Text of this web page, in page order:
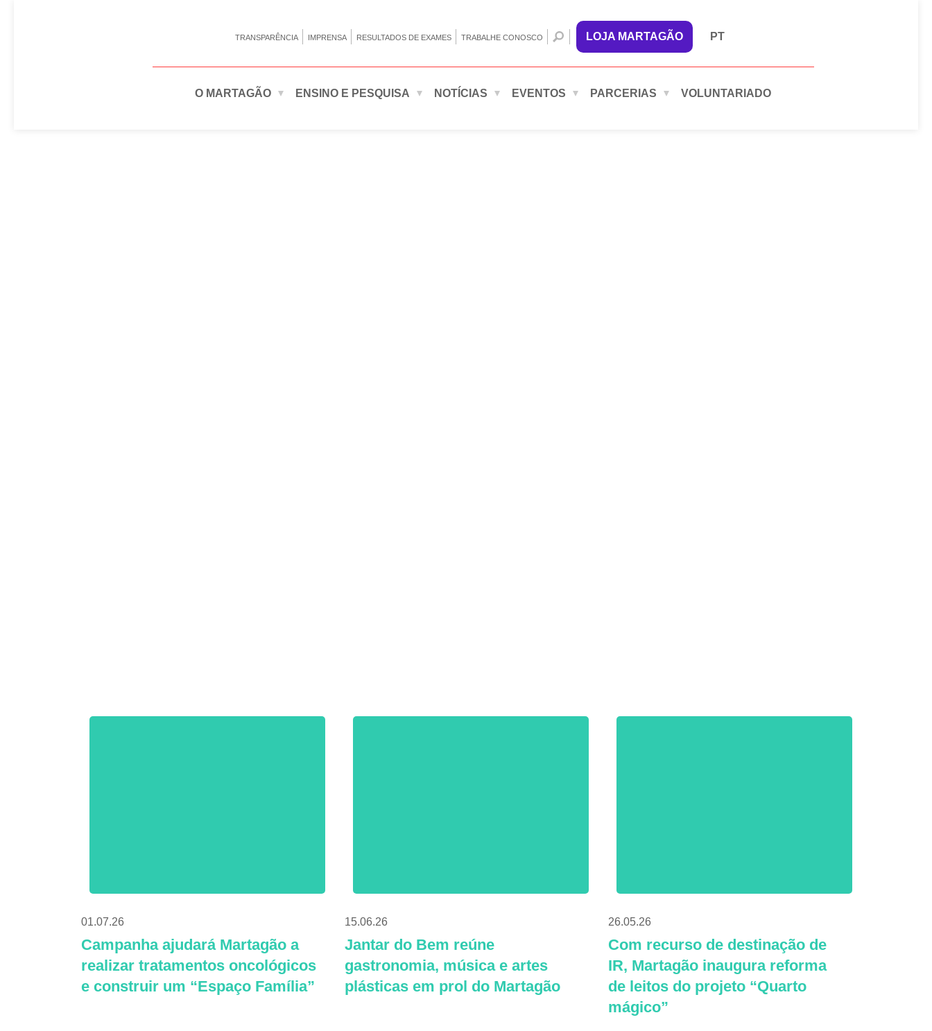
TRANSPARÊNCIA IMPRENSA RESULTADOS DE EXAMES TRABALHE CONOSCO LOJA MARTAGÃO PT
O MARTAGÃO ENSINO E PESQUISA NOTÍCIAS EVENTOS PARCERIAS VOLUNTARIADO
01.07.26
Campanha ajudará Martagão a
realizar tratamentos oncológicos
e construir um “Espaço Família”
15.06.26
Jantar do Bem reúne
gastronomia, música e artes
plásticas em prol do Martagão
26.05.26
Com recurso de destinação de
IR, Martagão inaugura reforma
de leitos do projeto “Quarto
mágico”